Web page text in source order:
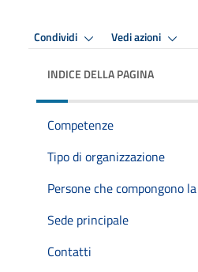
Condividi Vedi azioni
INDICE DELLA PAGINA
Competenze
Tipo di organizzazione
Persone che compongono
Sede principale
Contatti